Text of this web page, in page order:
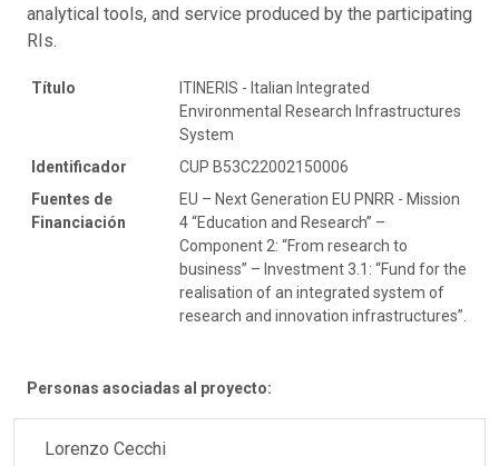
analytical tools, and service produced by the participating
RIs.
Título
ITINERIS - Italian Integrated
Environmental Research Infrastructures
System
Identificador
CUP B53C22002150006
Fuentes de
Financiación
EU – Next Generation EU PNRR - Mission
4 “Education and Research” –
Component 2: “From research to
business” – Investment 3.1: “Fund for the
realisation of an integrated system of
research and innovation infrastructures”.
Personas asociadas al proyecto:
Lorenzo Cecchi